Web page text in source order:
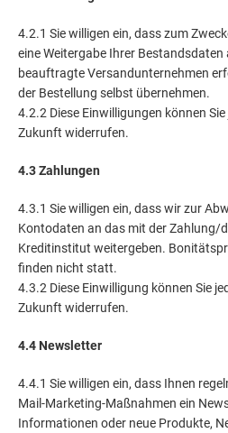
4.2.1 Sie willigen ein, dass zum
eine Weitergabe Ihrer
beauftragte Versandunternehmen
der Bestellung selbst übernehmen.
4.2.2 Diese Einwilligungen können
Zukunft widerrufen.
4.3 Zahlungen
4.3.1 Sie willigen ein, dass wir zur
Kontodaten an das mit der Zahlung/
Kreditinstitut weitergeben.
finden nicht statt.
4.3.2 Diese Einwilligung können Sie
Zukunft widerrufen.
4.4 Newsletter
4.4.1 Sie willigen ein, dass Ihnen
Mail-Marketing-Maßnahmen ein
Informationen oder neue Produkte,